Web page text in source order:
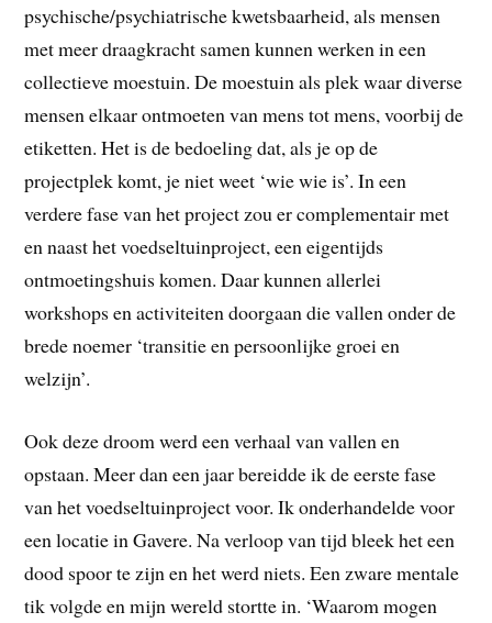
psychische/psychiatrische kwetsbaarheid, als mensen
met meer draagkracht samen kunnen werken in een
collectieve moestuin. De moestuin als plek waar diverse
mensen elkaar ontmoeten van mens tot mens, voorbij de
etiketten. Het is de bedoeling dat, als je op de
projectplek komt, je niet weet ‘wie wie is’. In een
verdere fase van het project zou er complementair met
en naast het voedseltuinproject, een eigentijds
ontmoetingshuis komen. Daar kunnen allerlei
workshops en activiteiten doorgaan die vallen onder de
brede noemer ‘transitie en persoonlijke groei en
welzijn’.
Ook deze droom werd een verhaal van vallen en
opstaan. Meer dan een jaar bereidde ik de eerste fase
van het voedseltuinproject voor. Ik onderhandelde voor
een locatie in Gavere. Na verloop van tijd bleek het een
dood spoor te zijn en het werd niets. Een zware mentale
tik volgde en mijn wereld stortte in. ‘Waarom mogen